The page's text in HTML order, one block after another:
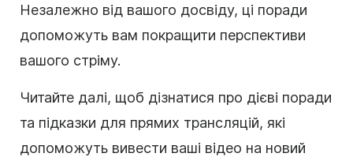
Незалежно від вашого досвіду, ці поради
допоможуть вам покращити перспективи
вашого стріму.
Читайте далі, щоб дізнатися про дієві поради
та підказки для прямих трансляцій, які
допоможуть вивести ваші відео на новий